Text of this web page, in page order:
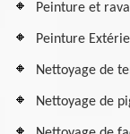
Peinture et
Peinture
Nettoyage de
Nettoyage de